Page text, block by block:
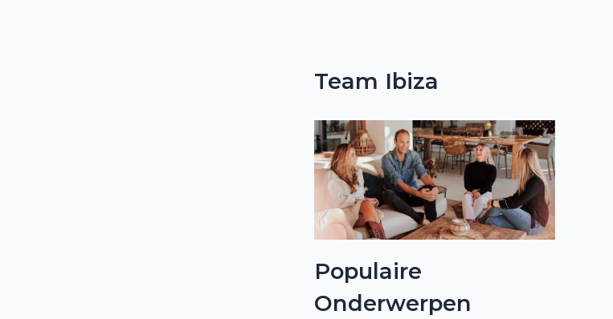
Team Ibiza
Populaire
Onderwerpen